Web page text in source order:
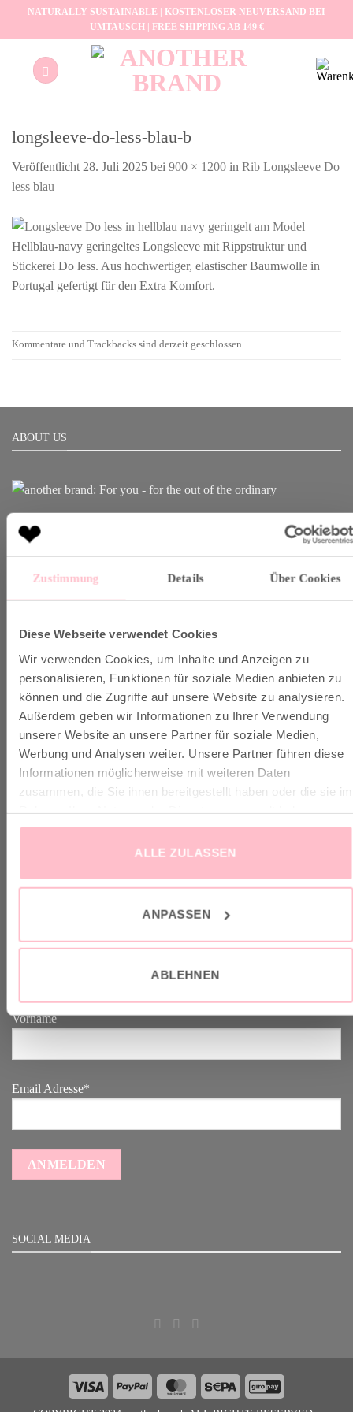
Zustimmung Details Über Cookies
Diese Webseite verwendet Cookies
Wir verwenden Cookies, um Inhalte und Anzeigen zu
personalisieren, Funktionen für soziale Medien anbieten zu
können und die Zugriffe auf unsere Website zu analysieren.
Außerdem geben wir Informationen zu Ihrer Verwendung
unserer Website an unsere Partner für soziale Medien,
Werbung und Analysen weiter. Unsere Partner führen diese
Informationen möglicherweise mit weiteren Daten
zusammen, die Sie ihnen bereitgestellt haben oder die sie im
ALLE ZULASSEN
ANPASSEN
ABLEHNEN
NATURALLY SUSTAINABLE | KOSTENLOSER NEUVERSAND BEI
UMTAUSCH | FREE SHIPPING AB 149 €
longsleeve-do-less-blau-b
Veröffentlicht 28. Juli 2025 bei 900 × 1200 in Rib Longsleeve Do
less blau
Hellblau-navy geringeltes Longsleeve mit Rippstruktur und
Stickerei Do less. Aus hochwertiger, elastischer Baumwolle in
Portugal gefertigt für den Extra Komfort.
Kommentare und Trackbacks sind derzeit geschlossen.
ABOUT US
Born in Munich.
Inspiring Designs.
Another Brand stands for inspiring designs, natural fabrics and
VERSAND & INFO
✓ Versandkostenfrei ab 149€
✓ Klimaneutraler Versand mit DHL / GoGreen
✓
Lieferun und Retoure
Melde dich an zu unserem Good-News-Letter und spare 10% bei
Vorname
Email Adresse*
SOCIAL MEDIA
Visa PayPal MasterCard Sepa GiroPay